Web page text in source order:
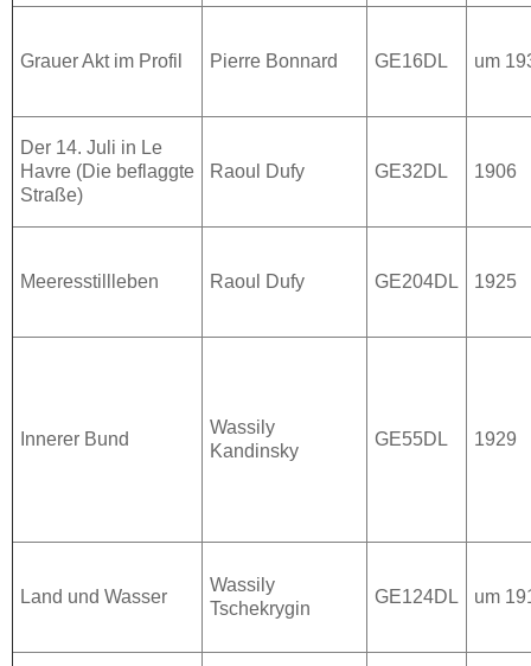
Grauer Akt im Profil Pierre Bonnard GE16DL um
Der 14. Juli in Le
Havre (Die beflaggte
Straße)
Raoul Dufy GE32DL 1906
Meeresstillleben Raoul Dufy GE204DL 1925
Innerer Bund
Wassily
Kandinsky
GE55DL 1929
Land und Wasser
Wassily
Tschekrygin
GE124DL um